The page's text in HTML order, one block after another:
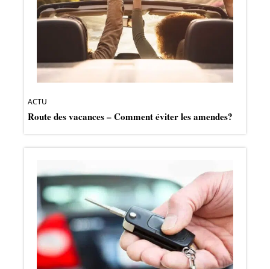
ACTU
Route des vacances – Comment éviter les amendes?